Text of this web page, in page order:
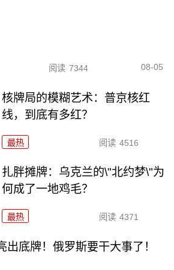
阅读 7344 08-05
核牌局的模糊艺术：普京核红
线，到底有多红？
最热 阅读 4516
扎胖摊牌：乌克兰的\"北约梦\"为
何成了一地鸡毛？
最热 阅读 4371
出底牌！俄罗斯要干大事了！